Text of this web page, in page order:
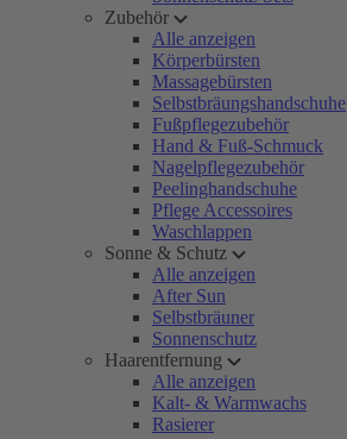
Zubehör
Alle anzeigen
Körperbürsten
Massagebürsten
Selbstbräungshandschuhe
Fußpflegezubehör
Hand & Fuß-Schmuck
Nagelpflegezubehör
Peelinghandschuhe
Pflege Accessoires
Waschlappen
Sonne & Schutz
Alle anzeigen
After Sun
Selbstbräuner
Sonnenschutz
Haarentfernung
Alle anzeigen
Kalt- & Warmwachs
Rasierer